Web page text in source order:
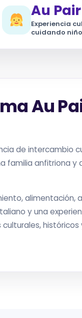
Au Pair
Experiencia
cuidando
Au
de intercambio
familia anfitriona y
alimentación,
y una